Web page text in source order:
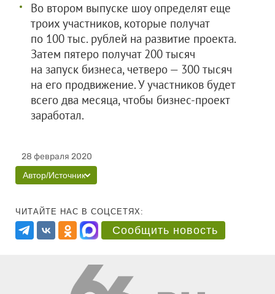
Во втором выпуске шоу определят еще
троих участников, которые получат
по 100 тыс. рублей на развитие проекта.
Затем пятеро получат 200 тысяч
на запуск бизнеса, четверо — 300 тысяч
на его продвижение. У участников будет
всего два месяца, чтобы бизнес-проект
заработал.
28 февраля 2020
Автор/Источник
ЧИТАЙТЕ НАС В СОЦСЕТЯХ:
Сообщить новость